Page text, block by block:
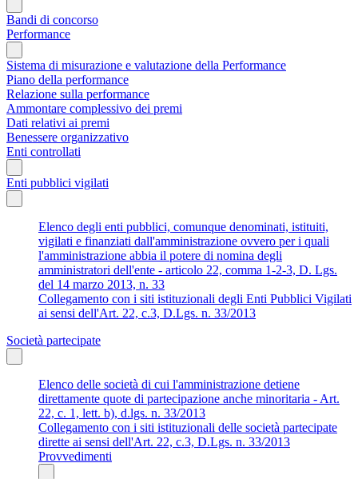
Bandi di concorso
Performance
Sistema di misurazione e valutazione della Performance
Piano della performance
Relazione sulla performance
Ammontare complessivo dei premi
Dati relativi ai premi
Benessere organizzativo
Enti controllati
Enti pubblici vigilati
Elenco degli enti pubblici, comunque denominati, istituiti,
vigilati e finanziati dall'amministrazione ovvero per i quali
l'amministrazione abbia il potere di nomina degli
amministratori dell'ente - articolo 22, comma 1-2-3, D. Lgs.
del 14 marzo 2013, n. 33
Collegamento con i siti istituzionali degli Enti Pubblici Vigilati
ai sensi dell'Art. 22, c.3, D.Lgs. n. 33/2013
Società partecipate
Elenco delle società di cui l'amministrazione detiene
direttamente quote di partecipazione anche minoritaria - Art.
22, c. 1, lett. b), d.lgs. n. 33/2013
Collegamento con i siti istituzionali delle società partecipate
dirette ai sensi dell'Art. 22, c.3, D.Lgs. n. 33/2013
Provvedimenti